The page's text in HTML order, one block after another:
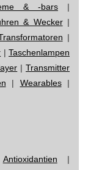
& -bars|
& Wecker|
|
| Taschenlampen
| Transmitter
| Wearables|
Antioxidantien |